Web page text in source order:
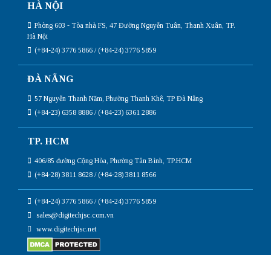
HÀ NỘI
Phòng 603 - Tòa nhà FS, 47 Đường Nguyễn Tuân, Thanh Xuân, TP.
Hà Nội
(+84-24) 3776 5866 / (+84-24) 3776 5859
ĐÀ NẴNG
57 Nguyễn Thanh Năm, Phường Thanh Khê, TP Đà Nẵng
(+84-23) 6358 8886 / (+84-23) 6361 2886
TP. HCM
406/85 đường Cộng Hòa, Phường Tân Bình, TP.HCM
(+84-28) 3811 8628 / (+84-28) 3811 8566
(+84-24) 3776 5866 / (+84-24) 3776 5859
sales@digitechjsc.com.vn
www.digitechjsc.net